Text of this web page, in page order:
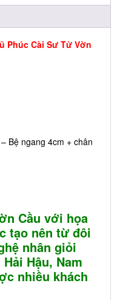
Phúc Cài Sư Tử Vờn
Bệ ngang 4cm + chân
Cầu với họa
tạo nên từ đôi
nhân giỏi
Hậu, Nam
nhiều khách